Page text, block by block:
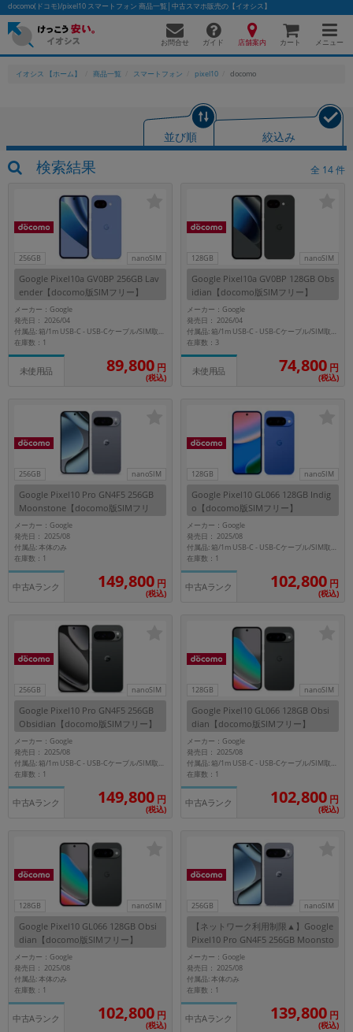
docomo(ドコモ)/pixel10 スマートフォン 商品一覧│中古スマホ販売の【イオシス】
お問合せ ガイド 店舗案内 カート メニュー
イオシス 【ホーム】 商品一覧 スマートフォン pixel10 docomo
並び順 絞込み
検索結果 全 14件
256GB nanoSIM
Google Pixel10a GV0BP 256GB Lav
ender【docomo版SIMフリー】
メーカー：Google
発売日： 2026/04
付属品: 箱/1m USB-C - USB-Cケーブル/SIM取り出しツール
在庫数：1
未使用品 89,800 円
(税込)
128GB nanoSIM
Google Pixel10a GV0BP 128GB Obs
idian【docomo版SIMフリー】
メーカー：Google
発売日： 2026/04
付属品: 箱/1m USB-C - USB-Cケーブル/SIM取り出しツール
在庫数：3
未使用品 74,800 円
(税込)
256GB nanoSIM
Google Pixel10 Pro GN4F5 256GB
Moonstone【docomo版SIMフリ
ー】
メーカー：Google
発売日： 2025/08
付属品: 本体のみ
在庫数：1
中古Aランク 149,800 円
(税込)
128GB nanoSIM
Google Pixel10 GL066 128GB Indig
o【docomo版SIMフリー】
メーカー：Google
発売日： 2025/08
付属品: 箱/1m USB-C - USB-Cケーブル/SIM取り出しツール/マニュアル
在庫数：1
中古Aランク 102,800 円
(税込)
256GB nanoSIM
Google Pixel10 Pro GN4F5 256GB
Obsidian【docomo版SIMフリー】
メーカー：Google
発売日： 2025/08
付属品: 箱/1m USB-C - USB-Cケーブル/SIM取り出しツール/マニュアル
在庫数：1
中古Aランク 149,800 円
(税込)
128GB nanoSIM
Google Pixel10 GL066 128GB Obsi
dian【docomo版SIMフリー】
メーカー：Google
発売日： 2025/08
付属品: 箱/1m USB-C - USB-Cケーブル/SIM取り出しツール/マニュアル
在庫数：1
中古Aランク 102,800 円
(税込)
128GB nanoSIM
Google Pixel10 GL066 128GB Obsi
dian【docomo版SIMフリー】
メーカー：Google
発売日： 2025/08
付属品: 本体のみ
在庫数：1
中古Aランク 102,800 円
(税込)
256GB nanoSIM
【ネットワーク利用制限▲】Google
Pixel10 Pro GN4F5 256GB Moonsto
ne【docomo版SIMフリー】
メーカー：Google
発売日： 2025/08
付属品: 本体のみ
在庫数：1
中古Aランク 139,800 円
(税込)
かんたんパソコン検索に切り替える
フリーワード
人気の検索ワード：
商品ジャンルの絞り込み
「スマートフォン」「タブレット」など
シリーズ
商品シリーズ名・ブランド名の絞り込み。
「iPhone」「Xperia」「Galaxy」など
「Apple」「SONY」「SHARP」など
機能・特徴
商品の搭載機能による絞り込み
「5G対応」「防水」「ワンセグ」など
ドライブ
ドライブの絞り込み
ランク
商品状態の絞り込み
「新品」「未使用」「中古」など
OS
OSの絞り込み
メモリ
~
容量
~
~
円 ～ 円
発売日
年